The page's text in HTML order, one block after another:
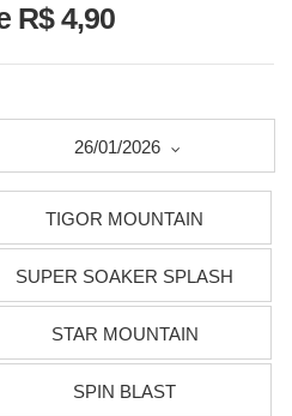
R$ 4,90
26/01/2026
TIGOR MOUNTAIN
SUPER SOAKER SPLASH
STAR MOUNTAIN
SPIN BLAST